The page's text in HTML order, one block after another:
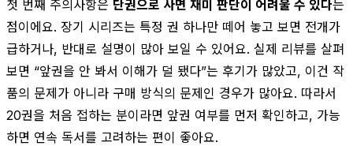
첫 번째 주의사항은 단권으로 사면 재미 판단이 어려울 수 있다는
점이에요. 장기 시리즈는 특정 권 하나만 떼어 놓고 보면 전개가
급하거나, 반대로 설명이 많아 보일 수 있어요. 실제 리뷰를 살펴
보면 “앞권을 안 봐서 이해가 덜 됐다”는 후기가 많았고, 이건 작
품의 문제가 아니라 구매 방식의 문제인 경우가 많아요. 따라서
20권을 처음 접하는 분이라면 앞권 여부를 먼저 확인하고, 가능
하면 연속 독서를 고려하는 편이 좋아요.